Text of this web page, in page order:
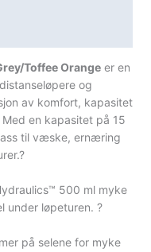
Toffee Orange er en
og
av komfort, kapasitet
Med en kapasitet på 15
til væske, ernæring
?
500 ml myke
under løpeturen. ?
på selene for myke